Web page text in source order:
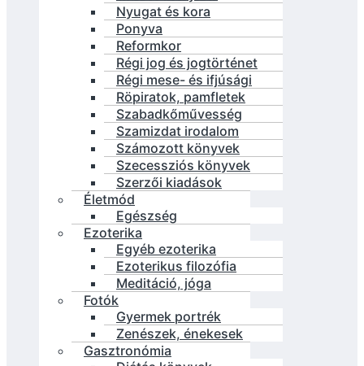
Nyugat és kora
Ponyva
Reformkor
Régi jog és jogtörténet
Régi mese- és ifjúsági
Röpiratok, pamfletek
Szabadkőművesség
Szamizdat irodalom
Számozott könyvek
Szecessziós könyvek
Szerzői kiadások
Életmód
Egészség
Ezoterika
Egyéb ezoterika
Ezoterikus filozófia
Meditáció, jóga
Fotók
Gyermek portrék
Zenészek, énekesek
Gasztronómia